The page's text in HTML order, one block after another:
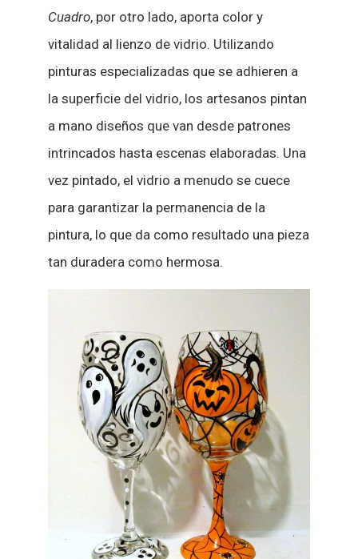
Cuadro, por otro lado, aporta color y
vitalidad al lienzo de vidrio. Utilizando
pinturas especializadas que se adhieren a
la superficie del vidrio, los artesanos pintan
a mano diseños que van desde patrones
intrincados hasta escenas elaboradas. Una
vez pintado, el vidrio a menudo se cuece
para garantizar la permanencia de la
pintura, lo que da como resultado una pieza
tan duradera como hermosa.